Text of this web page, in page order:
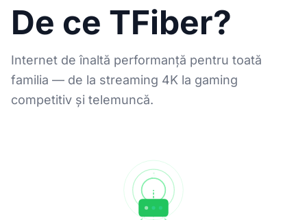
De ce TFiber?
Internet de înaltă performanță pentru toată
familia — de la streaming 4K la gaming
competitiv și telemuncă.